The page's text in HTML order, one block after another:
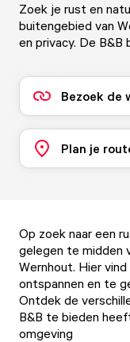
Zoek je rust en
buitengebied van
en privacy. De
Bezoek de
Plan je
Op zoek naar een
gelegen te midden
Wernhout. Hier
ontspannen en te
Ontdek de
B&B te bieden
omgeving